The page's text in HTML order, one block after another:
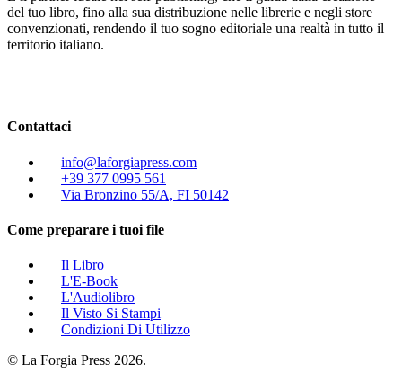
del tuo libro, fino alla sua distribuzione nelle librerie e negli store
convenzionati, rendendo il tuo sogno editoriale una realtà in tutto il
territorio italiano.
Contattaci
info@laforgiapress.com
+39 377 0995 561
Via Bronzino 55/A, FI 50142
Come preparare i tuoi file
Il Libro
L'E-Book
L'Audiolibro
Il Visto Si Stampi
Condizioni Di Utilizzo
© La Forgia Press 2026.